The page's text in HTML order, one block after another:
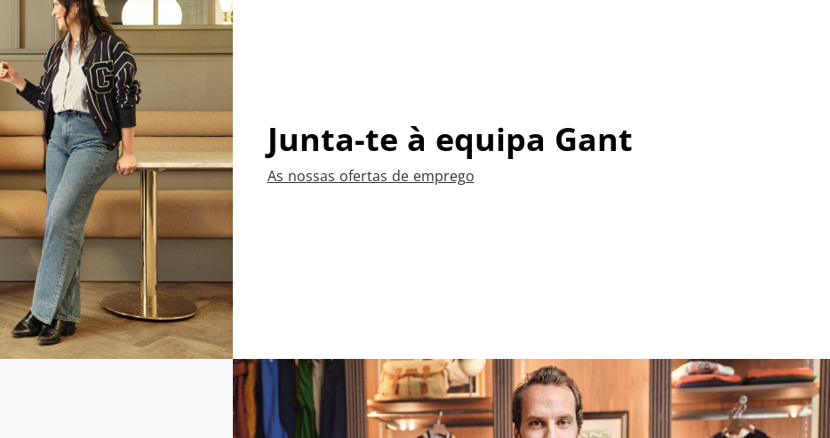
Junta-te à equipa Gant
As nossas ofertas de emprego